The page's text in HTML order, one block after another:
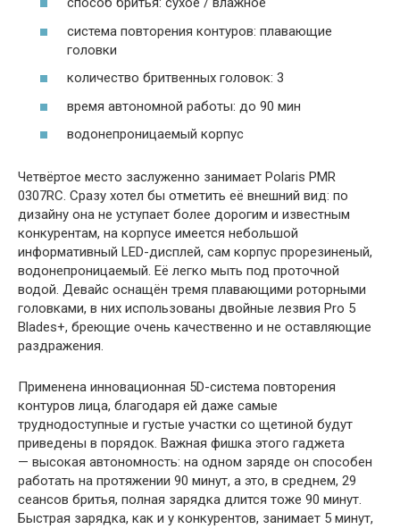
система повторения контуров: плавающие
головки
количество бритвенных головок: 3
время автономной работы: до 90 мин
водонепроницаемый корпус
Четвёртое место заслуженно занимает Polaris PMR
0307RC. Сразу хотел бы отметить её внешний вид: по
дизайну она не уступает более дорогим и известным
конкурентам, на корпусе имеется небольшой
информативный LED-дисплей, сам корпус прорезиненый,
водонепроницаемый. Её легко мыть под проточной
водой. Девайс оснащён тремя плавающими роторными
головками, в них использованы двойные лезвия Pro 5
Blades+, бреющие очень качественно и не оставляющие
раздражения.
Применена инновационная 5D-система повторения
контуров лица, благодаря ей даже самые
труднодоступные и густые участки со щетиной будут
приведены в порядок. Важная фишка этого гаджета
— высокая автономность: на одном заряде он способен
работать на протяжении 90 минут, а это, в среднем, 29
сеансов бритья, полная зарядка длится тоже 90 минут.
Быстрая зарядка, как и у конкурентов, занимает 5 минут,